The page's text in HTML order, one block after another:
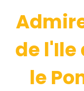
de l'Ile
le